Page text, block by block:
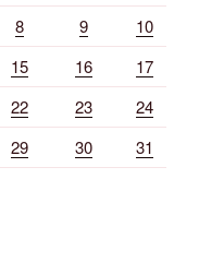
8 9
10
15 16
17
22 23
24
29 30 31